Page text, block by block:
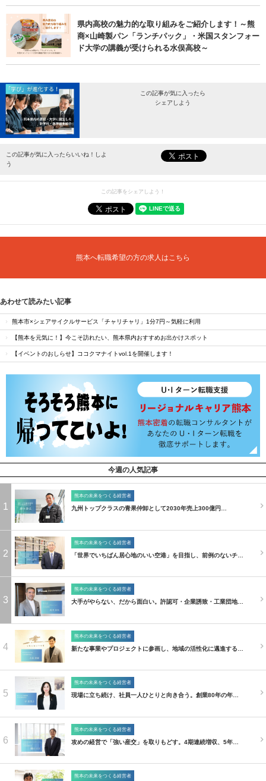
県内高校の魅力的な取り組みをご紹介します！～熊
商×山崎製パン「ランチパック」・米国スタンフォー
ド大学の講義が受けられる水俣高校～
この記事が気に入ったら
シェアしよう
最新情報をお届けします。
この記事が気に入ったらいいね！しよ
う
この記事をシェアしよう！
熊本へ転職希望の方の求人はこちら
あわせて読みたい記事
熊本市×シェアサイクルサービス「チャリチャリ」1分7円～気軽に利用
【熊本を元気に！】今こそ訪れたい、熊本県内おすすめお出かけスポット
【イベントのおしらせ】ココクマナイトvol.1を開催します！
今週の人気記事
1
熊本の未来をつくる経営者
九州トップクラスの青果仲卸として2030年売上300億円…
2
熊本の未来をつくる経営者
「世界でいちばん居心地のいい空港」を目指し、前例のないチ…
3
熊本の未来をつくる経営者
大手がやらない、だから面白い。許認可・企業誘致・工業団地…
4
熊本の未来をつくる経営者
新たな事業やプロジェクトに参画し、地域の活性化に邁進する…
5
熊本の未来をつくる経営者
現場に立ち続け、社員一人ひとりと向き合う。創業80年の年…
6
熊本の未来をつくる経営者
攻めの経営で「強い産交」を取りもどす。4期連続増収、5年…
熊本の未来をつくる経営者